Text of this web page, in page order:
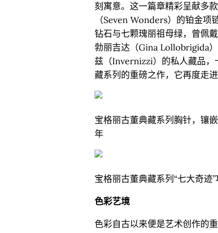
刻寓意。这一篇章精彩呈献多
（Seven Wonders）的铂金项
钻石与七颗瑰丽祖母绿，曾佩
勃丽吉达（Gina Lollobrigida
兹（Invernizzi）的私人藏品，
藏系列的重磅之作，它再度走进
宝格丽古董典藏系列胸针，镶
年
宝格丽古董典藏系列“七大奇迹
色彩艺境
色彩自古以来便是艺术创作的